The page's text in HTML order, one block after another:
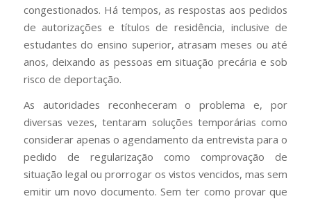
congestionados. Há tempos, as respostas aos pedidos
de autorizações e títulos de residência, inclusive de
estudantes do ensino superior, atrasam meses ou até
anos, deixando as pessoas em situação precária e sob
risco de deportação.
As autoridades reconheceram o problema e, por
diversas vezes, tentaram soluções temporárias como
considerar apenas o agendamento da entrevista para o
pedido de regularização como comprovação de
situação legal ou prorrogar os vistos vencidos, mas sem
emitir um novo documento. Sem ter como provar que